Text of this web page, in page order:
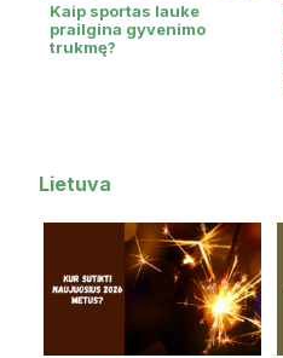
Kaip sportas lauke
prailgina gyvenimo
trukmę?
Lietuva